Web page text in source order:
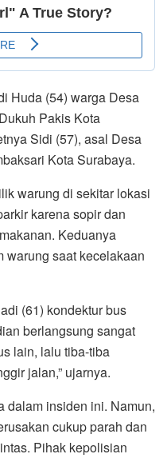
Huda (54) warga Desa
Pakis Kota
Sidi (57), asal Desa
Kota Surabaya.
warung di sekitar lokasi
karena sopir dan
Keduanya
warung saat kecelakaan
(61) kondektur bus
berlangsung sangat
lain, lalu tiba-tiba
jalan,” ujarnya.
dalam insiden ini. Namun,
cukup parah dan
Pihak kepolisian